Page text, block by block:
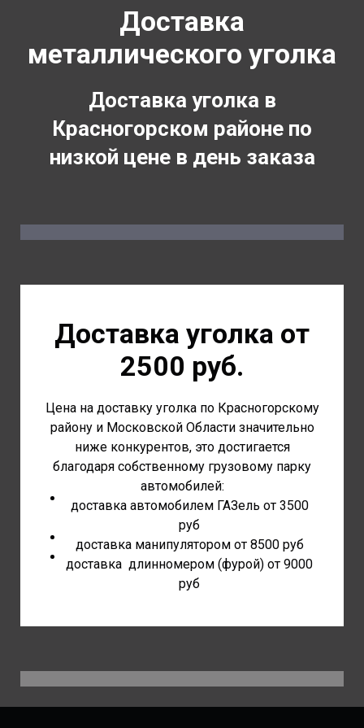
Доставка
металлического уголка
Доставка уголка в
Красногорском районе по
низкой цене в день заказа
Доставка уголка от
2500 руб.
Цена на доставку уголка по Красногорскому
району и Московской Области значительно
ниже конкурентов, это достигается
благодаря собственному грузовому парку
автомобилей:
доставка автомобилем ГАЗель от 3500
руб
доставка манипулятором от 8500 руб
доставка длинномером (фурой) от 9000
руб